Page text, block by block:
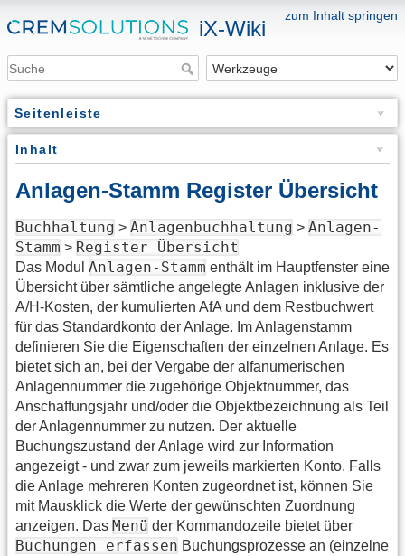
zum Inhalt springen
iX-Wiki
Seitenleiste
Inhalt
Anlagen-Stamm Register Übersicht
Buchhaltung > Anlagenbuchhaltung > Anlagen-
Stamm > Register Übersicht
Das Modul Anlagen-Stamm enthält im Hauptfenster eine
Übersicht über sämtliche angelegte Anlagen inklusive der
A/H-Kosten, der kumulierten AfA und dem Restbuchwert
für das Standardkonto der Anlage. Im Anlagenstamm
definieren Sie die Eigenschaften der einzelnen Anlage. Es
bietet sich an, bei der Vergabe der alfanumerischen
Anlagennummer die zugehörige Objektnummer, das
Anschaffungsjahr und/oder die Objektbezeichnung als Teil
der Anlagennummer zu nutzen. Der aktuelle
Buchungszustand der Anlage wird zur Information
angezeigt - und zwar zum jeweils markierten Konto. Falls
die Anlage mehreren Konten zugeordnet ist, können Sie
mit Mausklick die Werte der gewünschten Zuordnung
anzeigen. Das Menü der Kommandozeile bietet über
Buchungen erfassen Buchungsprozesse an (einzelne